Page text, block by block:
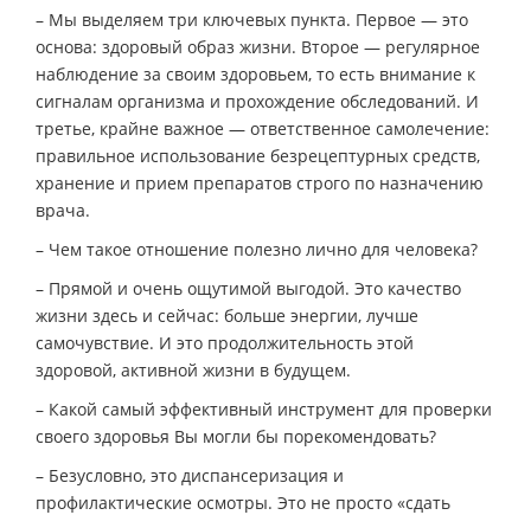
– Мы выделяем три ключевых пункта. Первое — это
основа: здоровый образ жизни. Второе — регулярное
наблюдение за своим здоровьем, то есть внимание к
сигналам организма и прохождение обследований. И
третье, крайне важное — ответственное самолечение:
правильное использование безрецептурных средств,
хранение и прием препаратов строго по назначению
врача.
– Чем такое отношение полезно лично для человека?
– Прямой и очень ощутимой выгодой. Это качество
жизни здесь и сейчас: больше энергии, лучше
самочувствие. И это продолжительность этой
здоровой, активной жизни в будущем.
– Какой самый эффективный инструмент для проверки
своего здоровья Вы могли бы порекомендовать?
– Безусловно, это диспансеризация и
профилактические осмотры. Это не просто «сдать